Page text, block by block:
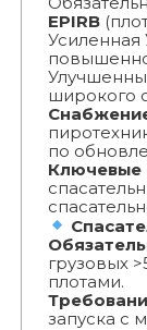
EPIRB
Усиленная
широкого
по
Ключевые
грузовых
плотами.
запуска с